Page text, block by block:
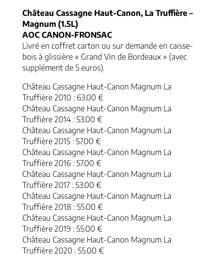
prix :
53,00 €
63,00 €
Château Cassagne Haut-Canon, La Truffière –
Magnum (1.5L)
AOC CANON-FRONSAC
Livré en coffret carton ou sur demande en caisse-
bois à glissière « Grand Vin de Bordeaux » (avec
supplément de 5 euros).
Château Cassagne Haut-Canon Magnum La
Truffière 2010 : 63.00 €
Château Cassagne Haut-Canon Magnum La
Truffière 2014 : 53.00 €
Château Cassagne Haut-Canon Magnum La
Truffière 2015 : 57.00 €
Château Cassagne Haut-Canon Magnum La
Truffière 2016 : 57.00 €
Château Cassagne Haut-Canon Magnum La
Truffière 2017 : 53.00 €
Château Cassagne Haut-Canon Magnum La
Truffière 2018 : 55.00 €
Château Cassagne Haut-Canon Magnum La
Truffière 2019 : 55.00 €
Château Cassagne Haut-Canon Magnum La
Truffière 2020 : 55.00 €